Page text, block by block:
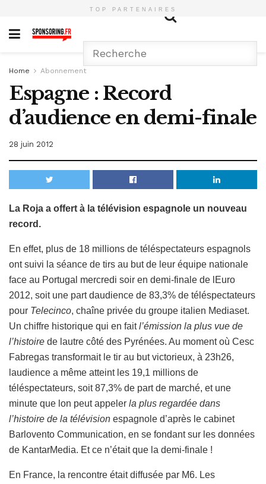
TOP PARTENAIRES
Home Abonnement
Espagne : Record
d’audience en demi-finale
28 juin 2012
La Roja a offert à la télévision espagnole un nouveau
record.
En effet, plus de 18 millions de téléspectateurs espagnols
ont suivi la séance de tirs au but de leur équipe nationale
face au Portugal mercredi soir en demi-finale de lEuro
2012, soit une part daudience de 83,3% de téléspectateurs
pour Telecinco, chaîne privée du groupe italien Mediaset.
Un chiffre historique qui en faitl’émission la plus vue de
l’histoire de lautre côté des Pyrénées. Au moment où Cesc
Fabregas transformait le tir au but victorieux, à 23h26,
laudience a même atteint les 19,1 millions de
téléspectateurs, soit 87,3% de part de marché, et une
minute que lon peut appeler la plus regardée dans
l’histoire de la télévision espagnole d’après le cabinet
Barlovento Communication, en se fondant sur les données
de KantarMedia. Et ce n’était que la demi-finale !
En France, la rencontre était diffusée par M6. Les